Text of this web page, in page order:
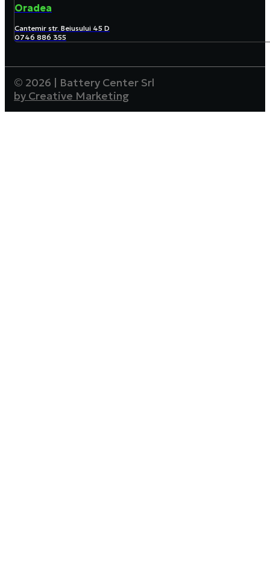
Oradea
Cantemir str. Beiusului 45 D
0746 886 355
© 2026 | Battery Center Srl
by Creative Marketing